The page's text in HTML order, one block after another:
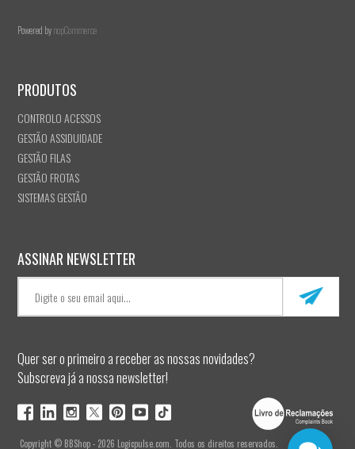
Powered bynopCommerce
PRODUTOS
CONTROLO ACESSOS
GESTÃO ASSIDUIDADE
GESTÃO FILAS
GESTÃO FROTAS
SISTEMAS GESTÃO
ASSINAR NEWSLETTER
Quer ser o primeiro a receber as nossas novidades?
Subscreva já a nossa newsletter!
Copyright © BBShop - 2026 Logicpulse.com. Todos os direitos reservados.